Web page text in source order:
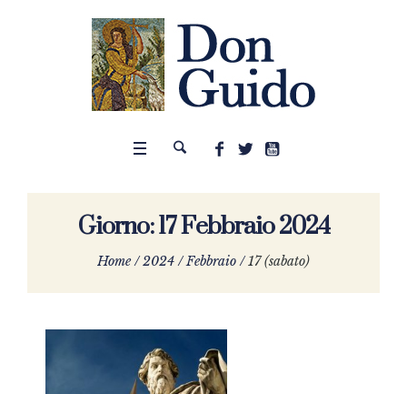
Giorno:17 Febbraio 2024
Home /2024 /Febbraio /17 (sabato)